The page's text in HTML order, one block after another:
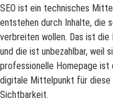
SEO ist ein technisches
entstehen durch Inhalte, die
verbreiten wollen. Das ist die
und die ist unbezahlbar, weil
professionelle Homepage ist
digitale Mittelpunkt für diese
Sichtbarkeit.